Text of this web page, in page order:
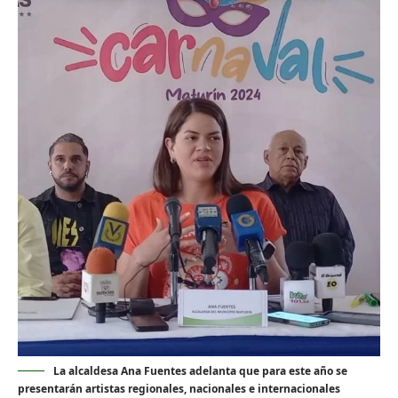
La alcaldesa Ana Fuentes adelanta que para este año se
presentarán artistas regionales, nacionales e internacionales